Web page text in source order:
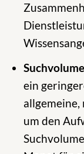
ein
allgemeine,
um den